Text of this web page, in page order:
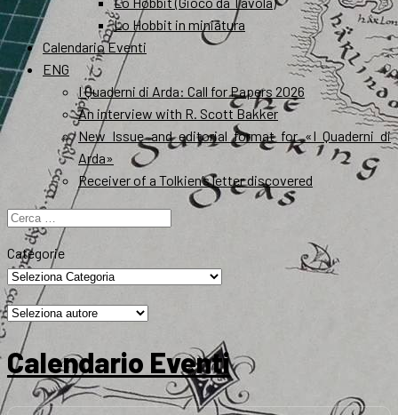
Lo Hobbit in miniatura
Calendario Eventi
ENG
I Quaderni di Arda: Call for Papers 2026
An interview with R. Scott Bakker
New Issue and editorial format for «I Quaderni di
Arda»
Receiver of a Tolkien’s letter discovered
Ricerca
per:
Categorie
Calendario Eventi